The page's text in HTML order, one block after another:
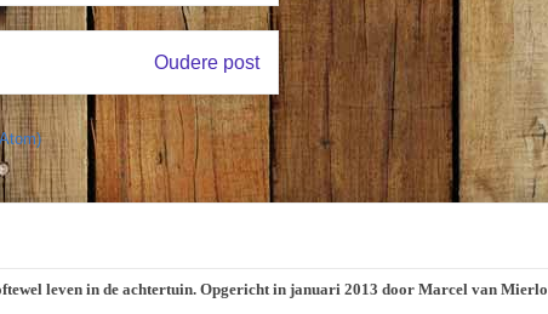
Oudere post
leven in de achtertuin. Opgericht in januari 2013 door Marcel van Mierlo